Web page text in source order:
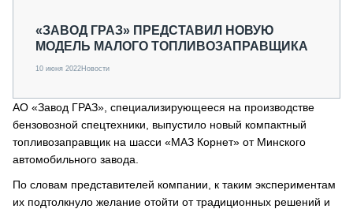
О ПРОЕКТЕ
«ЗАВОД ГРАЗ» ПРЕДСТАВИЛ НОВУЮ
МОДЕЛЬ МАЛОГО ТОПЛИВОЗАПРАВЩИКА
10 июня 2022Новости
АО «Завод ГРАЗ», специализирующееся на производстве
бензовозной спецтехники, выпустило новый компактный
топливозаправщик на шасси «МАЗ Корнет» от Минского
автомобильного завода.
По словам представителей компании, к таким экспериментам
их подтолкнуло желание отойти от традиционных решений и